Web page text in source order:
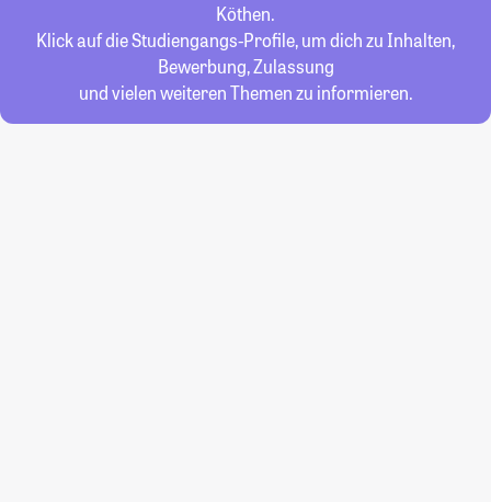
Köthen.
Klick auf die Studiengangs-Profile, um dich zu Inhalten,
Bewerbung, Zulassung
und vielen weiteren Themen zu informieren.